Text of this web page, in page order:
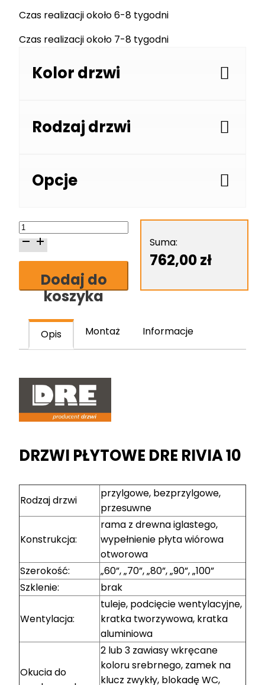
Czas realizacji około 6-8 tygodni
Czas realizacji około 7-8 tygodni
Kolor drzwi
Rodzaj drzwi
Opcje
ilość
Skrzydło
drzwiowe
Dodaj do
koszyka
Suma:
762,00zł
Opis Montaż Informacje
DRZWI PŁYTOWE DRE RIVIA 10
Rodzaj drzwi
przylgowe, bezprzylgowe,
przesuwne
Konstrukcja:
rama z drewna iglastego,
wypełnienie płyta wiórowa
otworowa
Szerokość:
„60”, „70”, „80”, „90”, „100”
Szklenie:
brak
Wentylacja:
tuleje, podcięcie wentylacyjne,
kratka tworzywowa, kratka
aluminiowa
Okucia do
2 lub 3 zawiasy wkręcane
koloru srebrnego, zamek na
klucz zwykły, blokadę WC,